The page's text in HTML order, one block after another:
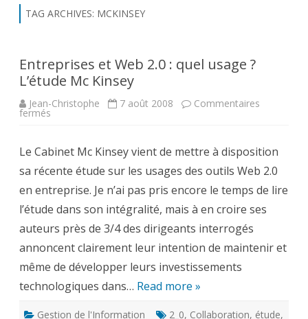
TAG ARCHIVES: MCKINSEY
Entreprises et Web 2.0 : quel usage ?
L’étude Mc Kinsey
Jean-Christophe 7 août 2008 Commentaires
fermés
2.0
:
quel
usage
?
L’étude
Mc
Kinsey
Le Cabinet Mc Kinsey vient de mettre à disposition
sa récente étude sur les usages des outils Web 2.0
en entreprise. Je n’ai pas pris encore le temps de lire
l’étude dans son intégralité, mais à en croire ses
auteurs près de 3/4 des dirigeants interrogés
annoncent clairement leur intention de maintenir et
même de développer leurs investissements
technologiques dans… Read more »
Gestion de l'Information 2_0, Collaboration, étude,